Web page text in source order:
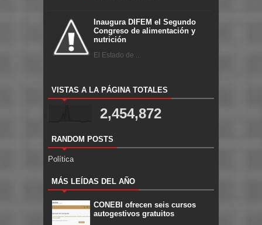
Inaugura DIFEM el Segundo
Congreso de alimentación y
nutrición
El Estado de ...
VISTAS A LA PÁGINA TOTALES
2,454,872
RANDOM POSTS
Política
MÁS LEÍDAS DEL AÑO
CONEBI ofrecen seis cursos
autogestivos gratuitos